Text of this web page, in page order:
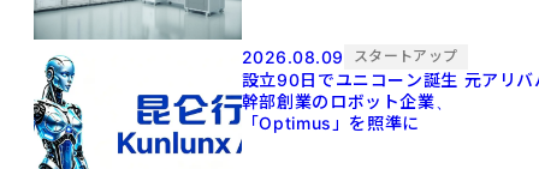
2026.08.09 スタートアップ
設立90日でユニコーン誕生 元アリババ
幹部創業のロボット企業、
「Optimus」を照準に